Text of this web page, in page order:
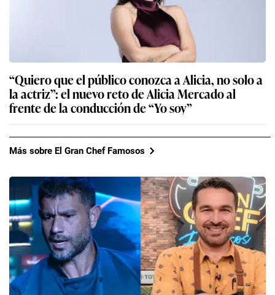
“Quiero que el público conozca a Alicia, no solo a
la actriz”: el nuevo reto de Alicia Mercado al
frente de la conducción de “Yo soy”
Más sobre El Gran Chef Famosos